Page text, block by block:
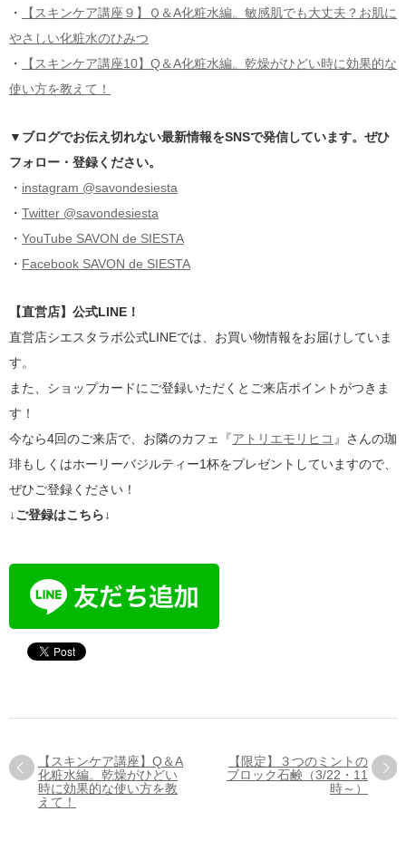
・
【スキンケア講座９】
Ｑ＆A化粧水編。敏感肌でも大丈夫？お肌に
やさしい化粧水のひみつ
・
【スキンケア講座10】Q＆A化粧水編。乾燥がひどい時に効果的な
使い方を教えて！
▼ブログでお伝え切れない最新情報をSNSで発信しています。ぜひ
フォロー・登録ください。
・ instagram @savondesiesta
・ Twitter @savondesiesta
・ YouTube SAVON de SIESTA
・ Facebook SAVON de SIESTA
【直営店】公式LINE！
直営店シエスタラボ公式LINEでは、お買い物情報をお届けしていま
す。
また、ショップカードにご登録いただくとご来店ポイントがつきま
す！
今なら4回のご来店で、お隣のカフェ『アトリエモリヒコ 』さんの珈
琲もしくはホーリーバジルティー1杯をプレゼントしていますので、
ぜひご登録ください！
↓ご登録はこちら↓
【スキンケア講座】Q＆A
化粧水編。乾燥がひどい
時に効果的な使い方を教
えて！
【限定】３つのミントの
ブロック石鹸（3/22・11
時～）